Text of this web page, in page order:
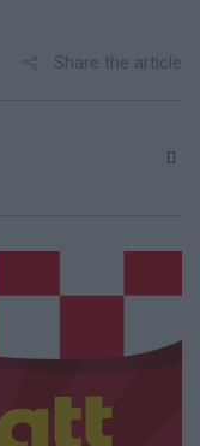
Share the article